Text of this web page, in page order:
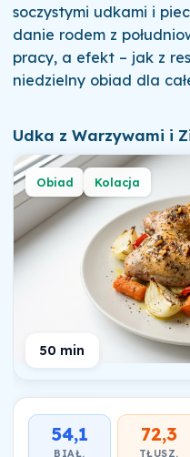
soczystymi udkami i
danie rodem z
pracy, a efekt – jak z
niedzielny obiad dla
Udka z Warzywami i
Obiad Kolacja
50 min
54,1
BIAŁ.
72,3
TŁUSZ.